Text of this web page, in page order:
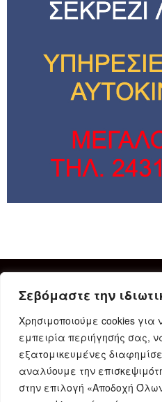
Σεβόμαστε την
Χρησιμοποιούμε cookies για
εμπειρία περιήγησής σας,
εξατομικευμένες
αναλύουμε την
στην επιλογή «Αποδοχή
Δήλωση Συμμόρφωσης